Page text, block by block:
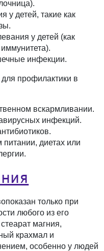
у детей, такие как
у детей (как
инфекции.
профилактики в
вскармливании.
инфекций.
диетах или
только при
любого из его
магния,
крахмал и
особенно у людей